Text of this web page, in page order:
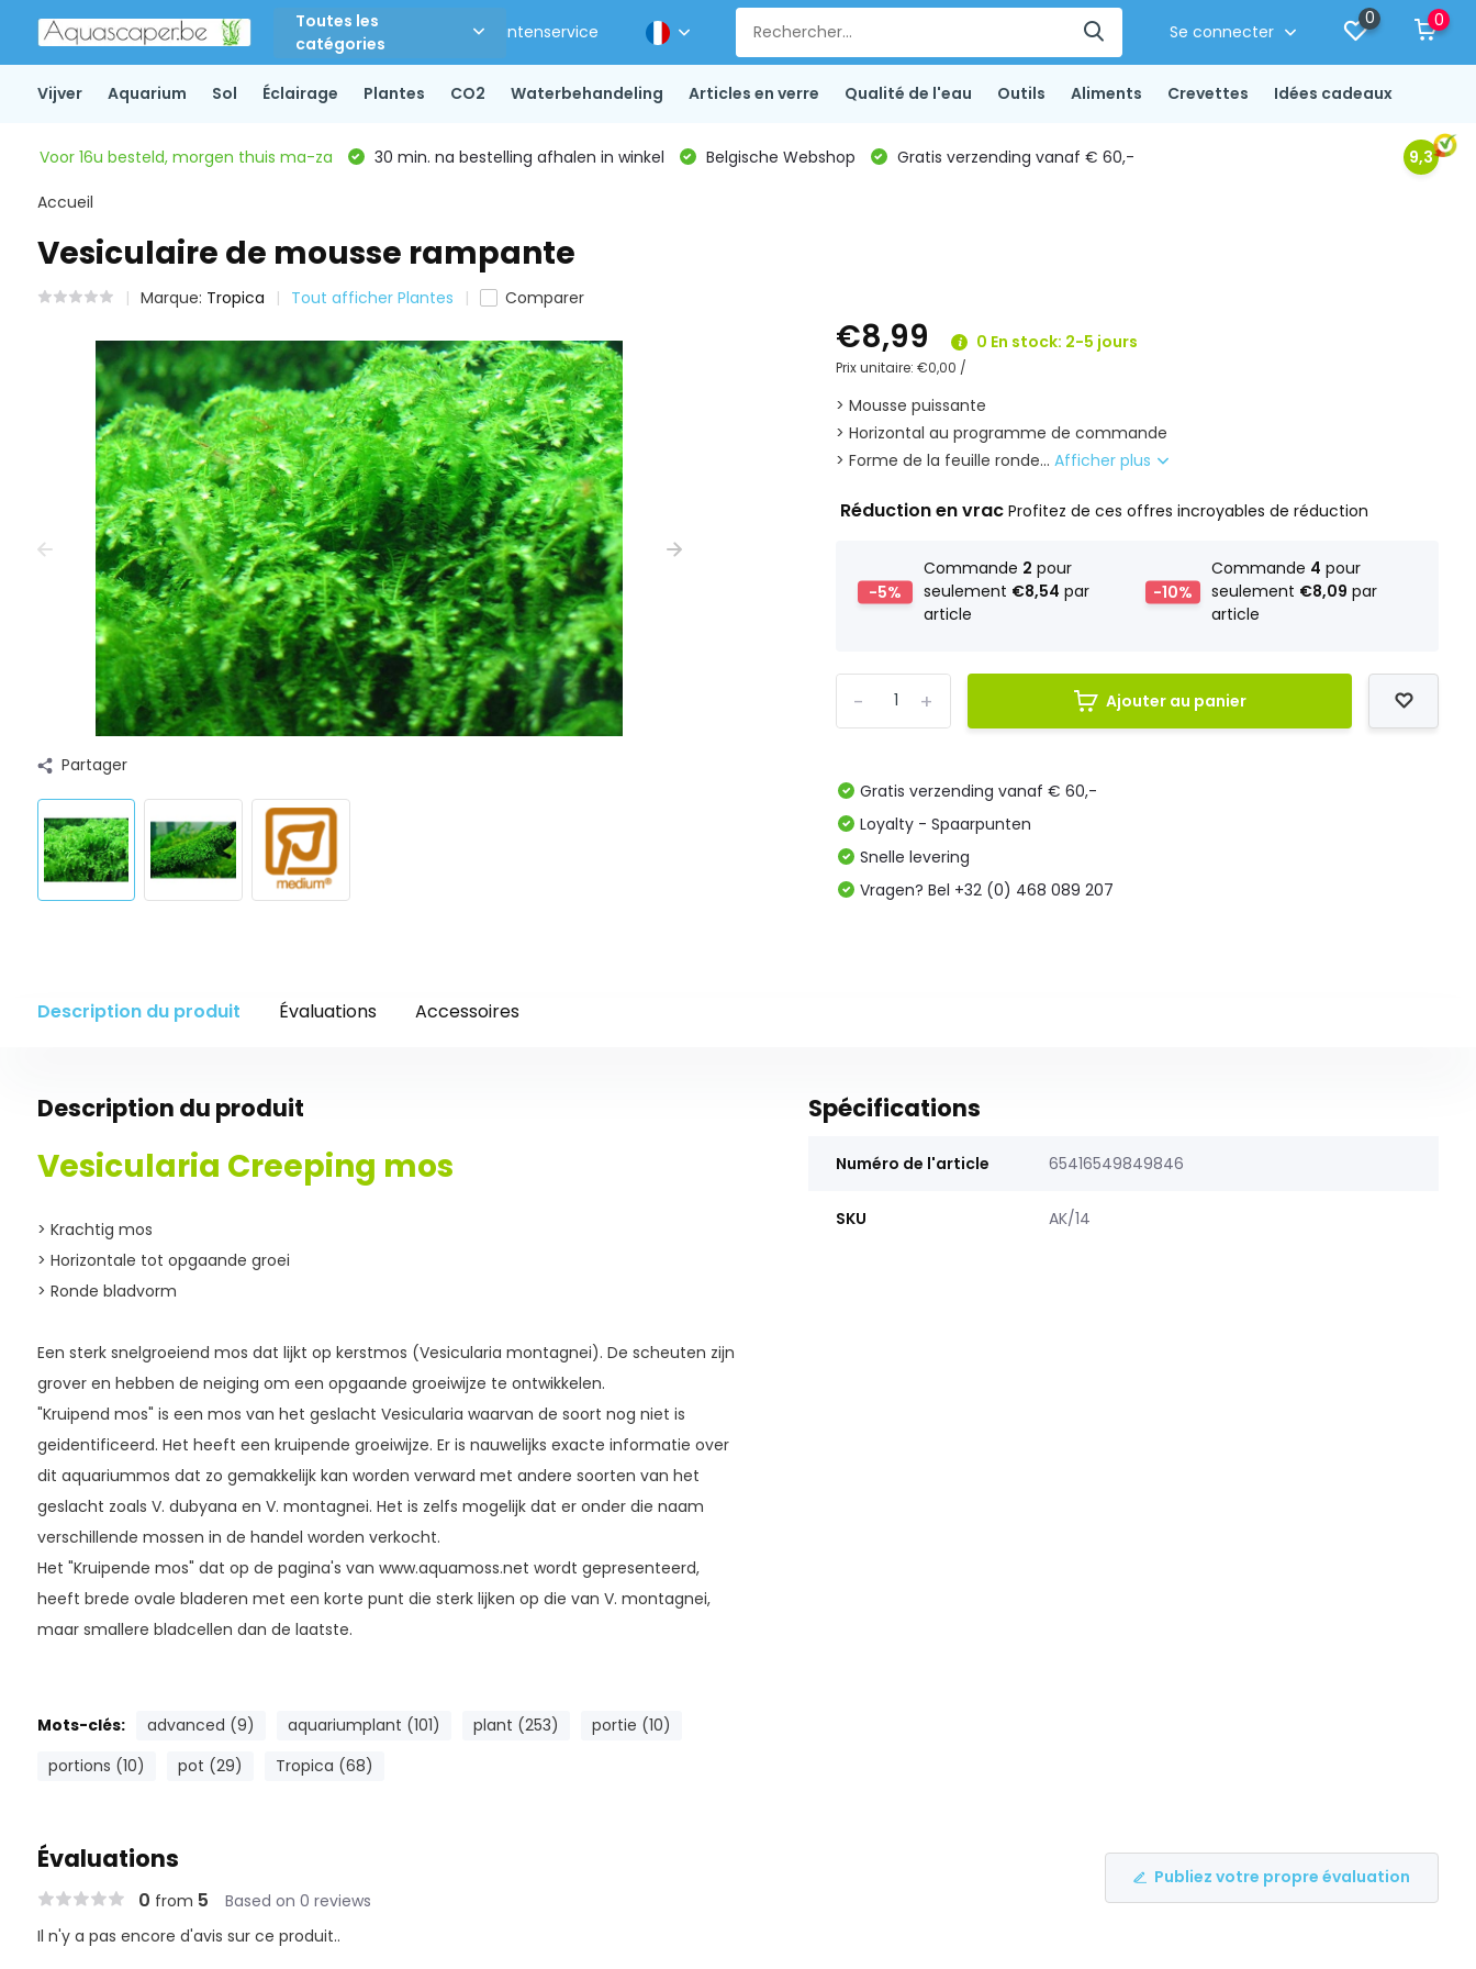
Toutes les
catégories
Klantenservice Se connecter
0 0
Vijver Aquarium Sol Éclairage Plantes CO2 Waterbehandeling Articles en verre Qualité de l'eau Outils Aliments Crevettes Idées cadeaux
Voor 16u besteld, morgen thuis ma-za 30 min. na bestelling afhalen in winkel Belgische Webshop Gratis verzending vanaf € 60,- 9,3
Accueil
Vesiculaire de mousse rampante
Marque: Tropica Tout afficher Plantes Comparer
Partager
€8,99 0 En stock: 2-5 jours
Prix unitaire:€0,00 /
> Mousse puissante
> Horizontal au programme de commande
> Forme de la feuille ronde...Afficher plus
Réduction en vracProfitez de ces offres incroyables de réduction
-5%
Commande 2 pour
seulement €8,54 par
article
-10%
Commande 4 pour
seulement €8,09 par
article
+
- Ajouter au panier
Gratis verzending vanaf € 60,-
Loyalty - Spaarpunten
Snelle levering
Vragen? Bel +32 (0) 468 089 207
Description du produit Évaluations Accessoires
Description du produit
Vesicularia Creeping mos
> Krachtig mos
> Horizontale tot opgaande groei
> Ronde bladvorm
Een sterk snelgroeiend mos dat lijkt op kerstmos (Vesicularia montagnei). De scheuten zijn
grover en hebben de neiging om een opgaande groeiwijze te ontwikkelen.
"Kruipend mos" is een mos van het geslacht Vesicularia waarvan de soort nog niet is
geidentificeerd. Het heeft een kruipende groeiwijze. Er is nauwelijks exacte informatie over
dit aquariummos dat zo gemakkelijk kan worden verward met andere soorten van het
geslacht zoals V. dubyana en V. montagnei. Het is zelfs mogelijk dat er onder die naam
verschillende mossen in de handel worden verkocht.
Het "Kruipende mos" dat op de pagina's van www.aquamoss.net wordt gepresenteerd,
heeft brede ovale bladeren met een korte punt die sterk lijken op die van V. montagnei,
maar smallere bladcellen dan de laatste.
Mots-clés: advanced (9) aquariumplant (101) plant (253)
portie (10)
portions (10)
pot (29) Tropica (68)
Spécifications
Numéro de l'article 65416549849846
SKU AK/14
Évaluations
0 from 5 Based on 0 reviews
Publiez votre propre évaluation
Il n'y a pas encore d'avis sur ce produit..